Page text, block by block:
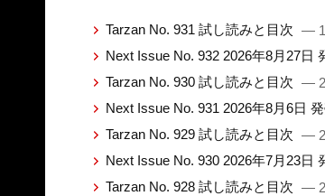
Tarzan No. 931 試し読みと目次 —
Next Issue No. 932 2026年8月27日
Tarzan No. 930 試し読みと目次 —
Next Issue No. 931 2026年8月6日
Tarzan No. 929 試し読みと目次 —
Next Issue No. 930 2026年7月23日
Tarzan No. 928 試し読みと目次 —